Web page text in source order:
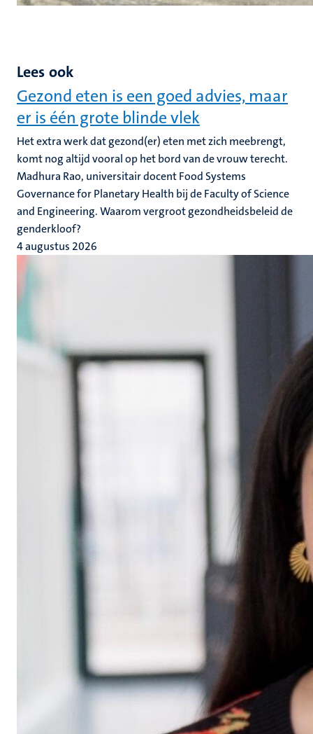
Lees ook
Gezond eten is een goed advies, maar
er is één grote blinde vlek
Het extra werk dat gezond(er) eten met zich meebrengt,
komt nog altijd vooral op het bord van de vrouw terecht.
Madhura Rao, universitair docent Food Systems
Governance for Planetary Health bij de Faculty of Science
and Engineering. Waarom vergroot gezondheidsbeleid de
genderkloof?
4 augustus 2026